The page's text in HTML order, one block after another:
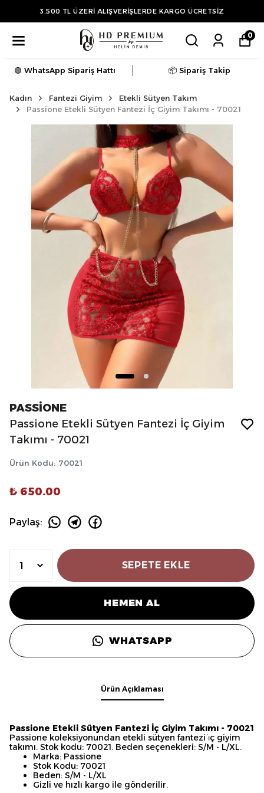
3.500 TL ÜZERİ ALIŞVERİŞLERDE KARGO ÜCRETSİZ
0
🟢 WhatsApp Sipariş Hattı 📦 Sipariş Takip
Kadın Fantezi Giyim
Etekli Sütyen Takım
Passione Etekli Sütyen Fantezi İç Giyim Takımı - 70021
PASSİONE
Passione Etekli Sütyen Fantezi İç Giyim
Takımı - 70021
Ürün Kodu: 70021
₺ 650.00
Paylaş:
SEPETE EKLE
HEMEN AL
WHATSAPP
Ürün Açıklaması
Passione Etekli Sütyen Fantezi İç Giyim Takımı - 70021
Passione koleksiyonundan etekli sütyen fantezi i̇ç giyim
takımı. Stok kodu: 70021. Beden seçenekleri: S/M - L/XL.
Marka: Passione
Stok Kodu: 70021
Beden: S/M - L/XL
Gizli ve hızlı kargo ile gönderilir.